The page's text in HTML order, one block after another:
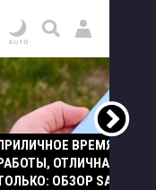
ВРЕМЯ
ОТЛИЧНАЯ
ОБЗОР SAMSUNG